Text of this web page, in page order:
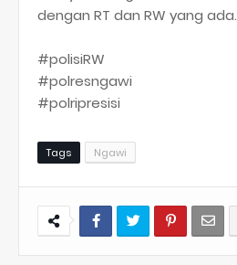
dengan RT dan RW yang ada.
#polisiRW
#polresngawi
#polripresisi
Tags Ngawi